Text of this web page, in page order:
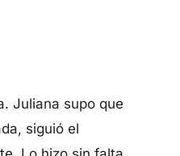
Juliana supo que
siguió el